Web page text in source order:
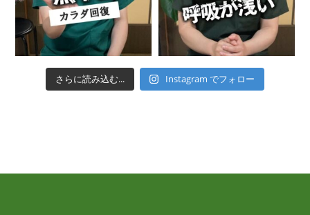
さらに読み込む... Instagram でフォロー